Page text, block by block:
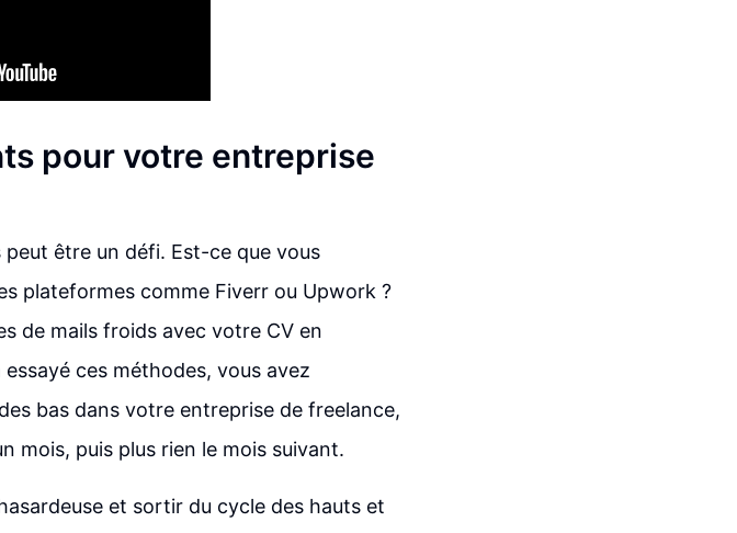
pour votre entreprise
être un défi. Est-ce que vous
plateformes comme Fiverr ou Upwork ?
de mails froids avec votre CV en
ces méthodes, vous avez
bas dans votre entreprise de freelance,
mois, puis plus rien le mois suivant.
et sortir du cycle des hauts et